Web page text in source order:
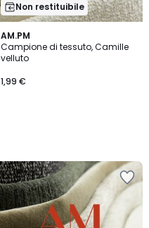
Non restituibile
AM.PM
Campione di tessuto, Camille
velluto
1,99 €